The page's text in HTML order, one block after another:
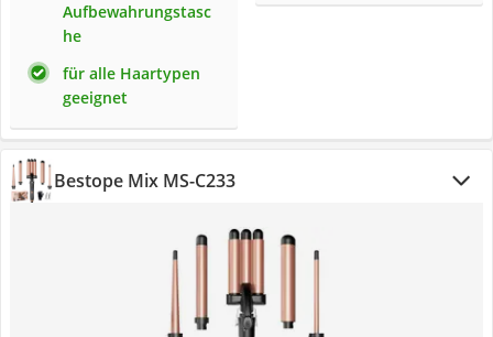
Aufbewahrungstasc
he
für alle Haartypen
geeignet
Bestope Mix MS-C233